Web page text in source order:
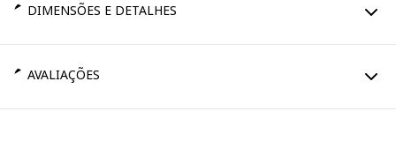
DIMENSÕES E DETALHES
AVALIAÇÕES